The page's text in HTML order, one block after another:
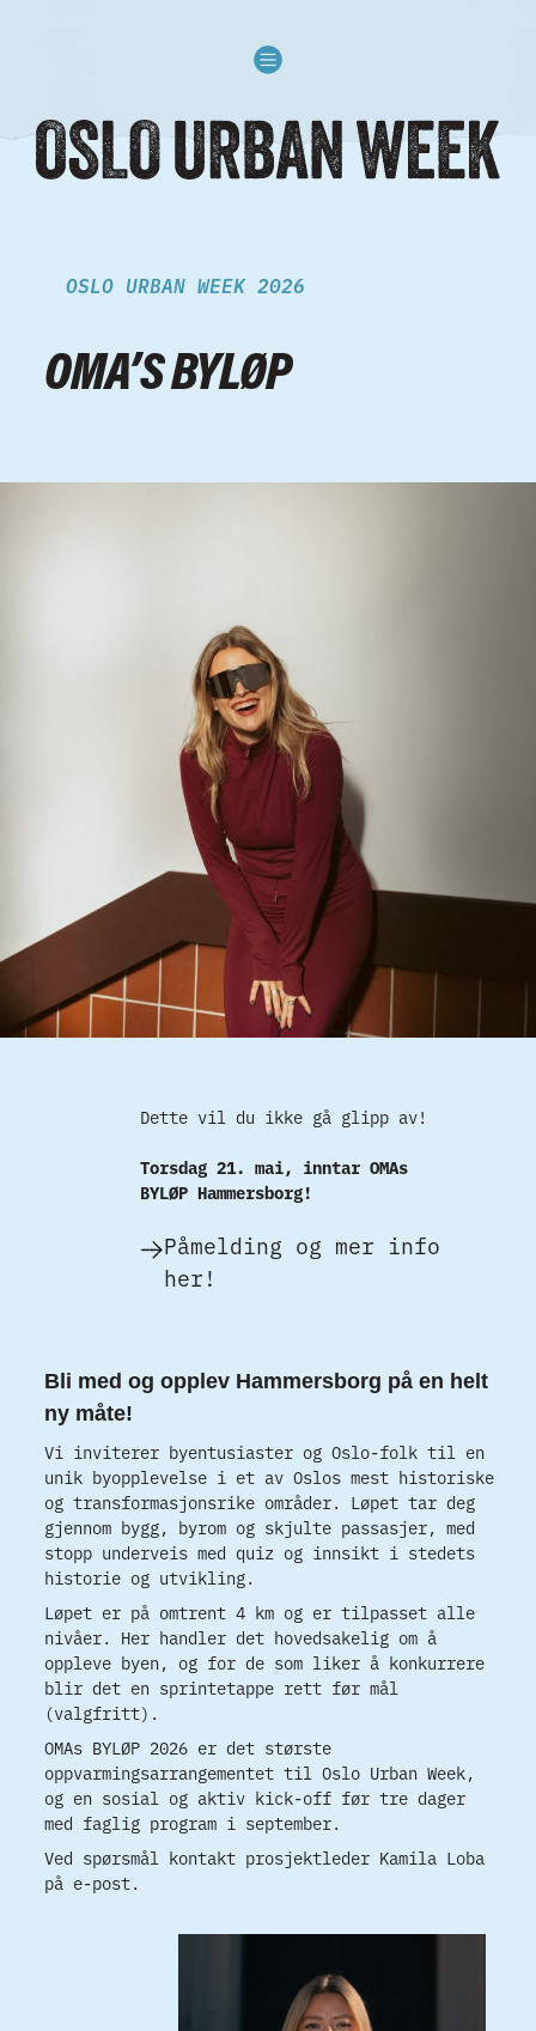
OSLO URBAN WEEK 2026
OMA’S BYLØP
Dette vil du ikke gå glipp av!
Torsdag 21. mai, inntar OMAs
BYLØP Hammersborg!
Påmelding og mer info
her!
Bli med og opplev Hammersborg på en helt
ny måte!
Vi inviterer byentusiaster og Oslo-folk til en
unik byopplevelse i et av Oslos mest historiske
og transformasjonsrike områder. Løpet tar deg
gjennom bygg, byrom og skjulte passasjer, med
stopp underveis med quiz og innsikt i stedets
historie og utvikling.
Løpet er på omtrent 4 km og er tilpasset alle
nivåer. Her handler det hovedsakelig om å
oppleve byen, og for de som liker å konkurrere
blir det en sprintetappe rett før mål
(valgfritt).
OMAs BYLØP 2026 er det største
oppvarmingsarrangementet til Oslo Urban Week,
og en sosial og aktiv kick-off før tre dager
med faglig program i september.
Ved spørsmål kontakt prosjektleder Kamila Loba
på e-post.